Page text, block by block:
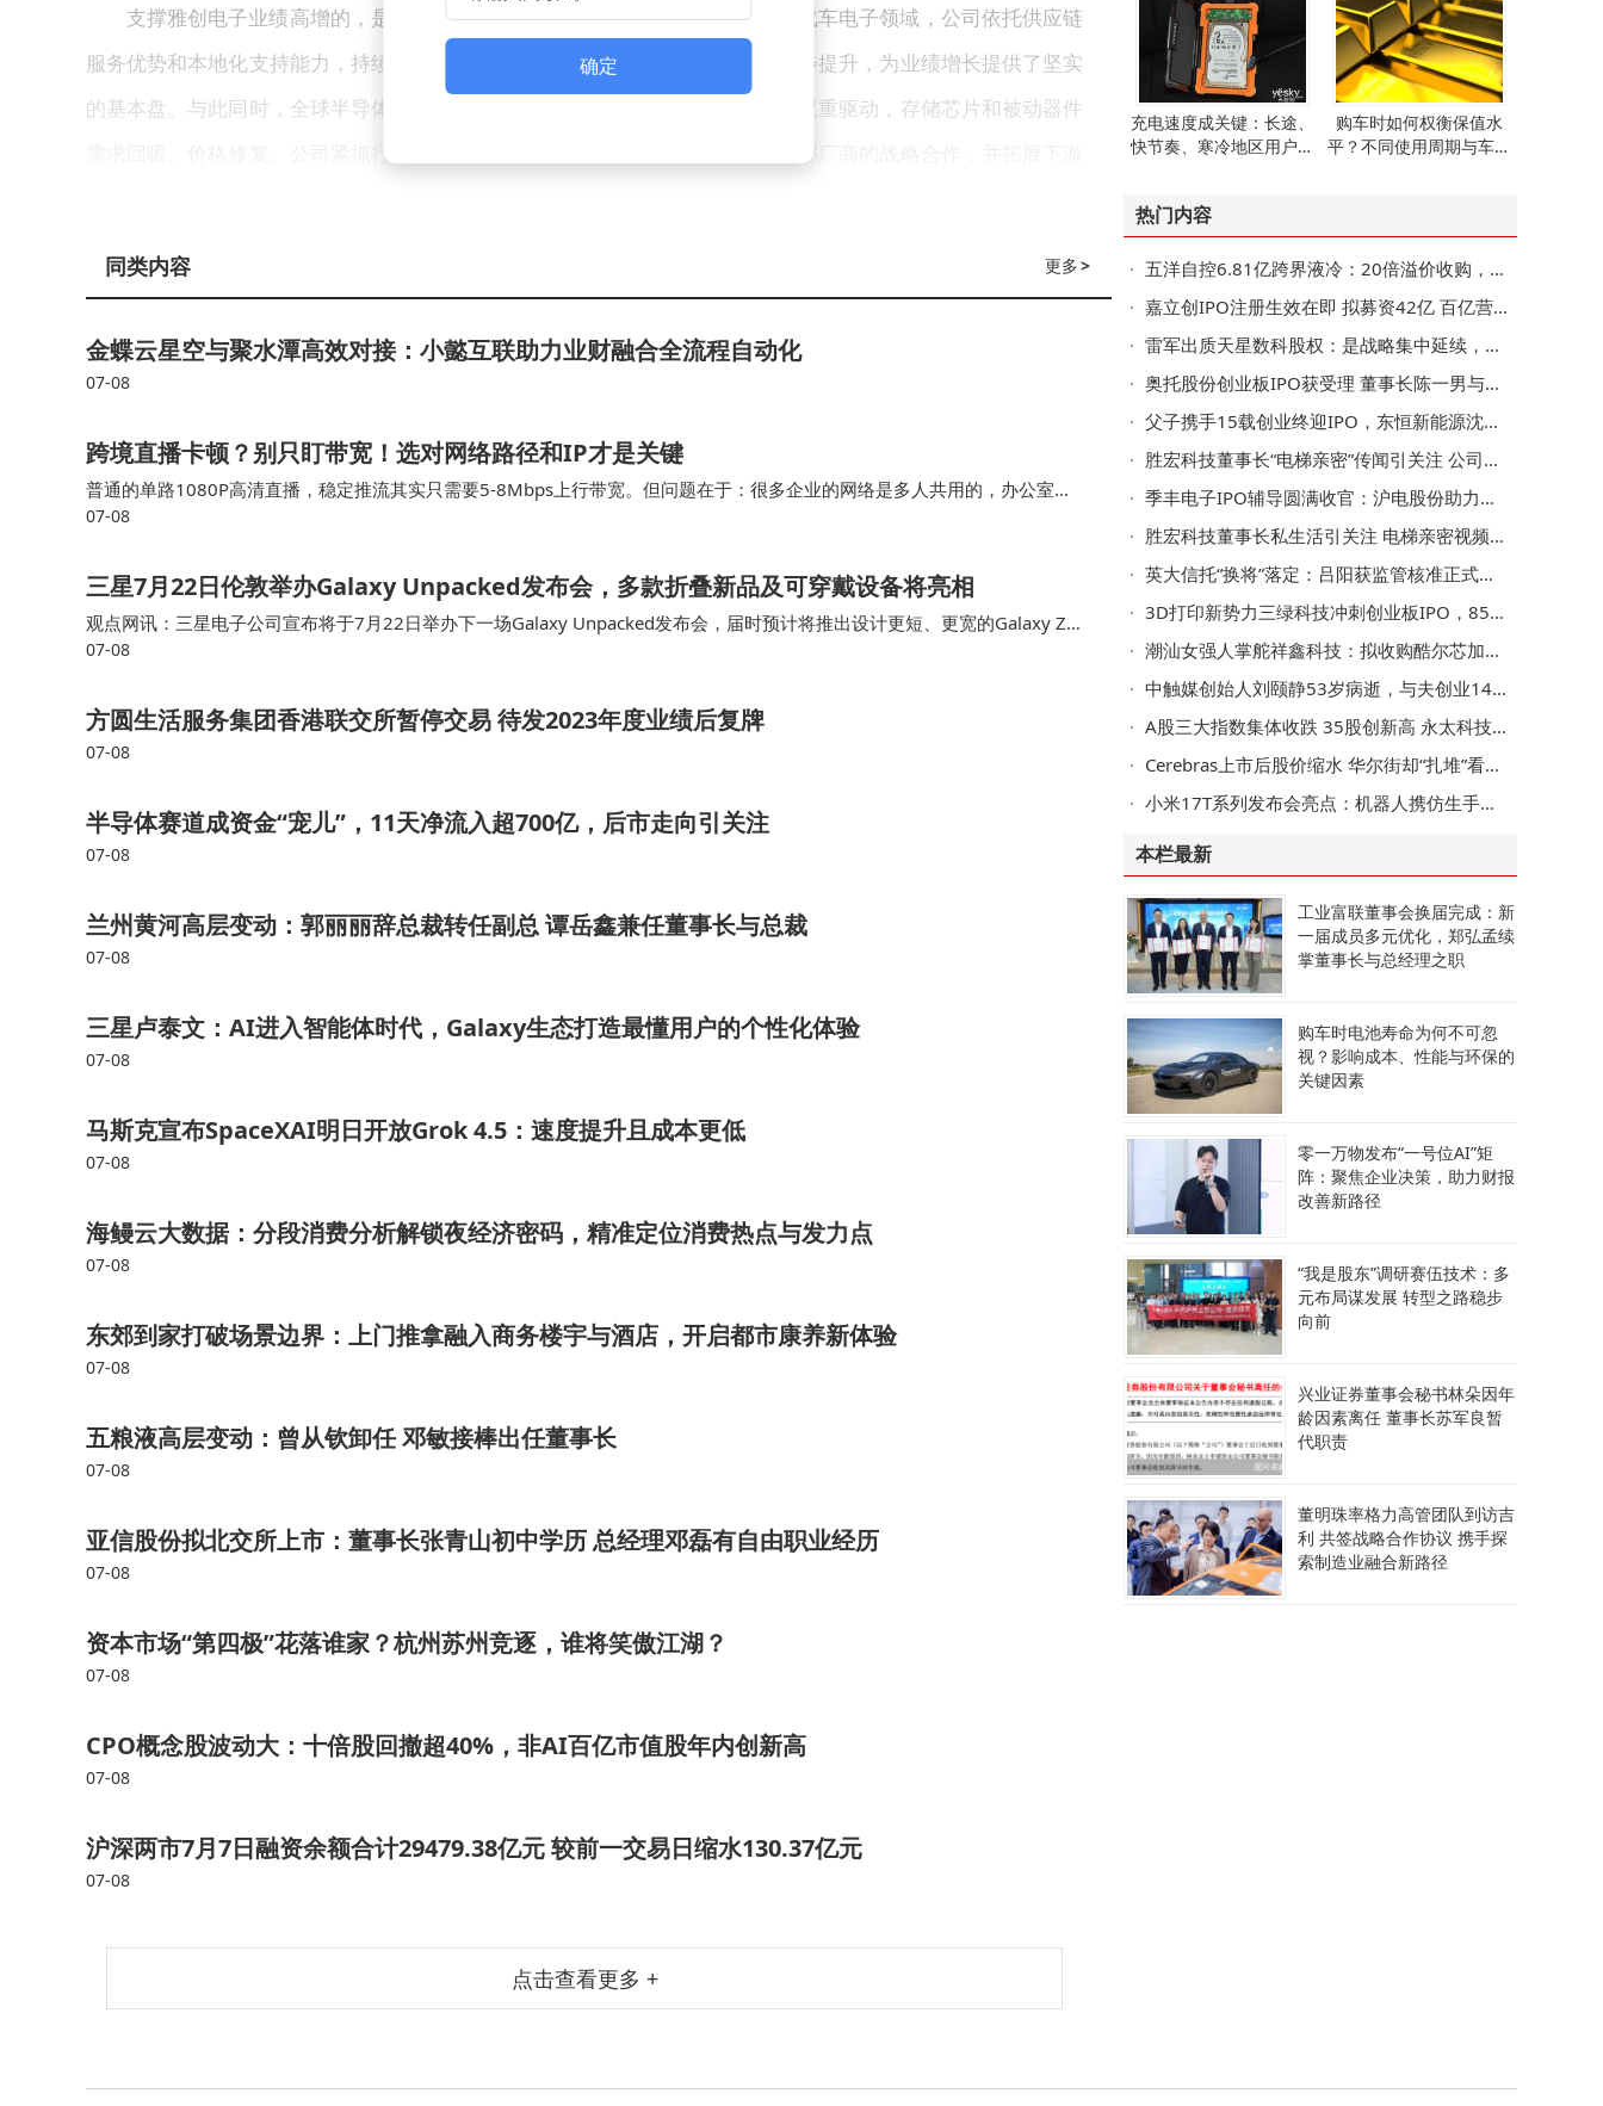
支撑雅创电子业绩高增的，是汽车电子与存储业务双轮驱动的战略布局。在汽车电子领域，公司依托供应链
服务优势和本地化支持能力，持续深化国产替代进程，车规级元器件分销份额稳步提升，为业绩增长提供了坚实
的基本盘。与此同时，全球半导体产业正经历AI算力需求爆发与存储超级周期的双重驱动，存储芯片和被动器件
需求回暖、价格修复。公司紧抓行业窗口期，通过加强与上游存储、被动器件头部厂商的战略合作，并拓展下游
雅创电子的亮眼表现，折射出半导体分销行业正迎来“周期反转+成长加持”的双重机遇。从周期维度看，全
益于量价齐升，业绩弹性显著高于芯片设计端。从成长维度看，汽车电子国产替代浪潮持续推进，车规级元器件
子与存储两大高景气赛道，既享有汽车电子的长期成长确定性，又能捕捉存储周期的短期业绩弹性，在行业上行
周期中展现出更强的业绩兑现能力。
业竞争格局以及上游合作稳定性等因素，均可能对公司业绩产生影响。个股短期涨幅较大，估值波动风险较高，
投资者需保持理性决策。
确定
更多>
同类内容
金蝶云星空与聚水潭高效对接：小懿互联助力业财融合全流程自动化
07-08
跨境直播卡顿？别只盯带宽！选对网络路径和IP才是关键
普通的单路1080P高清直播，稳定推流其实只需要5-8Mbps上行带宽。但问题在于：很多企业的网络是多人共用的，办公室几
十台设备同时用网，上行带宽被大量挤占。它提供独享10M大带宽，保障高清推流不卡顿；通过…
07-08
三星7月22日伦敦举办Galaxy Unpacked发布会，多款折叠新品及可穿戴设备将亮相
观点网讯：三星电子公司宣布将于7月22日举办下一场Galaxy Unpacked发布会，届时预计将推出设计更短、更宽的Galaxy ZF
old8，其外观与苹果公司计划推出的折叠式iPhone相似。 根据公…
07-08
方圆生活服务集团香港联交所暂停交易 待发2023年度业绩后复牌
07-08
半导体赛道成资金“宠儿”，11天净流入超700亿，后市走向引关注
07-08
兰州黄河高层变动：郭丽丽辞总裁转任副总 谭岳鑫兼任董事长与总裁
07-08
三星卢泰文：AI进入智能体时代，Galaxy生态打造最懂用户的个性化体验
07-08
马斯克宣布SpaceXAI明日开放Grok 4.5：速度提升且成本更低
07-08
海鳗云大数据：分段消费分析解锁夜经济密码，精准定位消费热点与发力点
07-08
东郊到家打破场景边界：上门推拿融入商务楼宇与酒店，开启都市康养新体验
07-08
五粮液高层变动：曾从钦卸任 邓敏接棒出任董事长
07-08
亚信股份拟北交所上市：董事长张青山初中学历 总经理邓磊有自由职业经历
07-08
资本市场“第四极”花落谁家？杭州苏州竞逐，谁将笑傲江湖？
07-08
CPO概念股波动大：十倍股回撤超40%，非AI百亿市值股年内创新高
07-08
沪深两市7月7日融资余额合计29479.38亿元 较前一交易日缩水130.37亿元
07-08
点击查看更多 +
充电速度成关键：长途、
快节奏、寒冷地区用户购
购车时如何权衡保值水
平？不同使用周期与车型
热门内容
五洋自控6.81亿跨界液冷：20倍溢价收购，是豪赌还是战略远见？
嘉立创IPO注册生效在即 拟募资42亿 百亿营收PCB大企冲刺主板上市
雷军出质天星数科股权：是战略集中延续，还是转型阵痛期博弈？
奥托股份创业板IPO获受理 董事长陈一男与继母、弟弟合计控股超七成
父子携手15载创业终迎IPO，东恒新能源沈伯华父子书写新能源领域新篇章
胜宏科技董事长“电梯亲密”传闻引关注 公司回应生产经营正常夫妇身家大涨
季丰电子IPO辅导圆满收官：沪电股份助力，董事长郑朝晖履历亮眼
胜宏科技董事长私生活引关注 电梯亲密视频曝光 公司称经营正常
英大信托“换将”落定：吕阳获监管核准正式出任董事长 履历亮眼
3D打印新势力三绿科技冲刺创业板IPO，85后掌门蒋昆跨界布局消费领域
潮汕女强人掌舵祥鑫科技：拟收购酷尔芯加码液冷 能否扭转业绩颓势？
中触媒创始人刘颐静53岁病逝，与夫创业14年上市，持股或过户女儿市值近5亿
A股三大指数集体收跌 35股创新高 永太科技与宁德时代签大单引关注
Cerebras上市后股价缩水 华尔街却“扎堆”看好 目标价远超现价
小米17T系列发布会亮点：机器人携仿生手登场 现场演示手机拍照
本栏最新
工业富联董事会换届完成：新
一届成员多元优化，郑弘孟续
掌董事长与总经理之职
购车时电池寿命为何不可忽
视？影响成本、性能与环保的
关键因素
零一万物发布“一号位AI”矩
阵：聚焦企业决策，助力财报
改善新路径
“我是股东”调研赛伍技术：多
元布局谋发展 转型之路稳步
向前
兴业证券董事会秘书林朵因年
龄因素离任 董事长苏军良暂
代职责
董明珠率格力高管团队到访吉
利 共签战略合作协议 携手探
索制造业融合新路径